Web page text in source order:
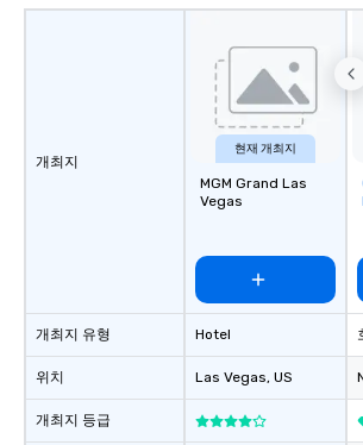
개최지
개최지 유형
위치
개최지 등급
현재 개최지
MGM Grand Las
Vegas
Hotel
Las Vegas, US